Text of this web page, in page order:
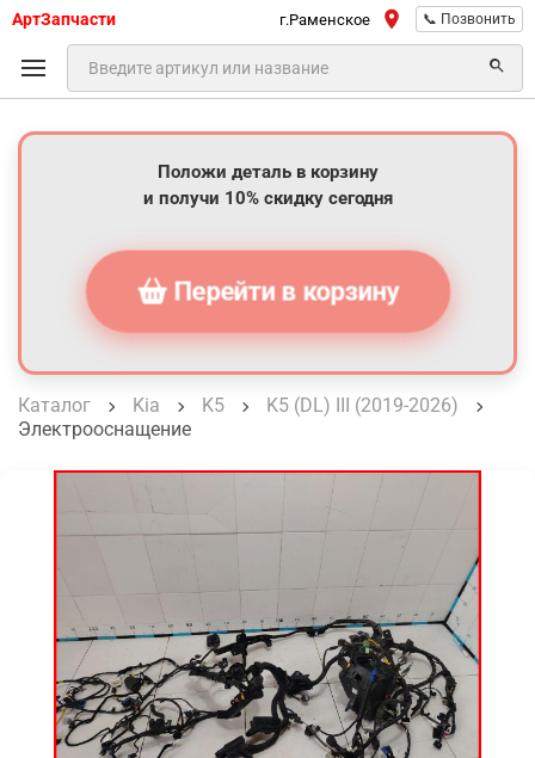
АртЗапчасти г.Раменское 📞 Позвонить
Положи деталь в корзину
и получи 10% скидку сегодня
Перейти в корзину
Каталог Kia K5
K5 (DL) III (2019-2026)
Электрооснащение